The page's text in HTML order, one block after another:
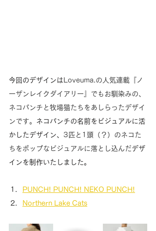
今回のデザインは Loveuma.の人気連載『ノ
ーザンレイクダイアリー』でもお馴染みの、
ネコパンチと牧場猫たちをあしらったデザイ
ンです。 ネコパンチの名前をビジュアルに活
かしたデザイン、 3匹と1頭（？）のネコた
ちをポップなビジュアルに落とし込んだデザ
インを制作いたしました。
PUNCH! PUNCH! NEKO PUNCH!
Northern Lake Cats